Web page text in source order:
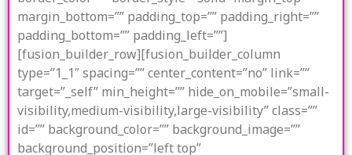
margin_bottom=”” padding_top=”” padding_right=””
padding_bottom=”” padding_left=””]
[fusion_builder_row][fusion_builder_column
type=”1_1″ spacing=”” center_content=”no” link=””
target=”_self” min_height=”” hide_on_mobile=”small-
visibility,medium-visibility,large-visibility” class=””
id=”” background_color=”” background_image=””
background_position=”left top”